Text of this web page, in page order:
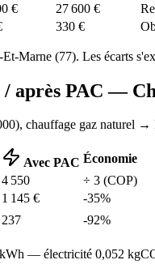
€ 27 600 €
330 €
Et-Marne (77). Les écarts
/ après PAC —
), chauffage gaz naturel →
Avec PAC Économie
4 550 ÷ 3 (COP)
1 145 € -35%
237 -92%
— électricité 0,052